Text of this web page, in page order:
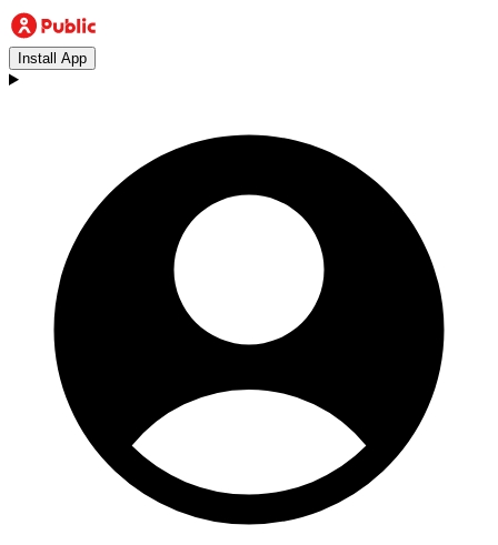
Install App